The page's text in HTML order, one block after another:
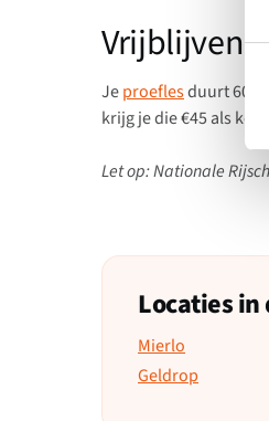
Jeproeflesduurt 60
krijg je die €45 als
Let op: Nationale
Locaties
Mierlo
Geldrop